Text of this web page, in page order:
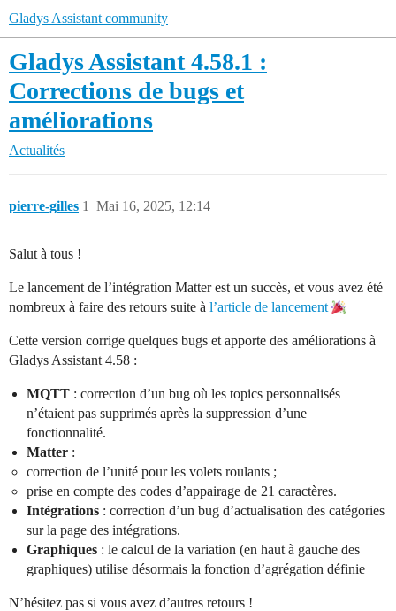
Gladys Assistant community
Gladys Assistant 4.58.1 :
Corrections de bugs et
améliorations
Actualités
pierre-gilles Mai 16, 2025, 12:14
1
Salut à tous !
Le lancement de l’intégration Matter est un succès, et vous avez été
nombreux à faire des retours suite à l’article de lancement
Cette version corrige quelques bugs et apporte des améliorations à
Gladys Assistant 4.58 :
MQTT : correction d’un bug où les topics personnalisés
n’étaient pas supprimés après la suppression d’une
fonctionnalité.
Matter :
correction de l’unité pour les volets roulants ;
prise en compte des codes d’appairage de 21 caractères.
Intégrations : correction d’un bug d’actualisation des catégories
sur la page des intégrations.
Graphiques : le calcul de la variation (en haut à gauche des
graphiques) utilise désormais la fonction d’agrégation définie
N’hésitez pas si vous avez d’autres retours !